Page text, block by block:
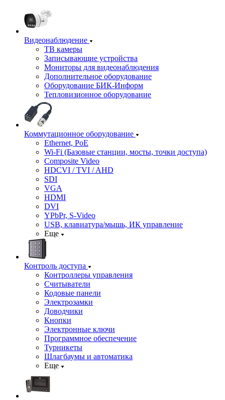
Видеонаблюдение
ТВ камеры
Записывающие устройства
Мониторы для видеонаблюдения
Дополнительное оборудование
Оборудование БИК-Информ
Тепловизионное оборудование
Коммутационное оборудование
Ethernet, PoE
Wi-Fi (Базовые станции, мосты, точки доступа)
Composite Video
HDCVI / TVI / AHD
SDI
VGA
HDMI
DVI
YPbPr, S-Video
USB, клавиатура/мышь, ИК управление
Еще
Контроль доступа
Контроллеры управления
Считыватели
Кодовые панели
Электрозамки
Доводчики
Кнопки
Электронные ключи
Программное обеспечение
Турникеты
Шлагбаумы и автоматика
Еще